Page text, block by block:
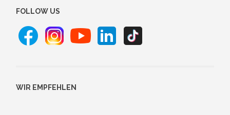
FOLLOW US
WIR EMPFEHLEN